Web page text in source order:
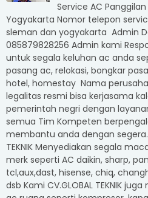
Service AC
Yogyakarta Nomor telepon
sleman dan yogyakarta Admin
085879828256 Admin kami
untuk segala keluhan ac anda
pasang ac, relokasi, bongkar
hotel, homestay Nama
legalitas resmi bisa kerjasama
pemerintah negri dengan
semua Tim Kompeten
membantu anda dengan segera.
TEKNIK Menyediakan segala
merk seperti AC daikin, sharp,
tcl,aux,dast, hisense, chiq,
dsb Kami CV.GLOBAL TEKNIK